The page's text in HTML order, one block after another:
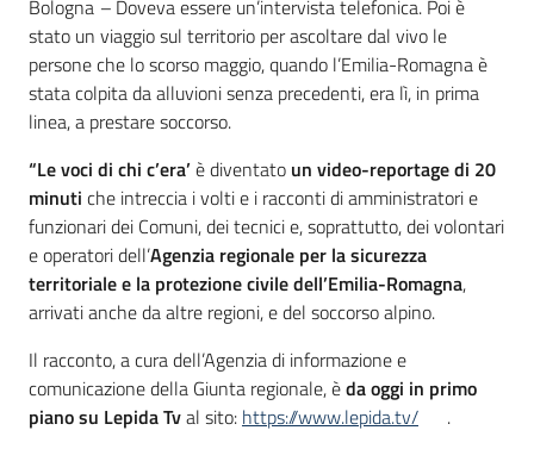
Bologna – Doveva essere un’intervista telefonica. Poi è
stato un viaggio sul territorio per ascoltare dal vivo le
persone che lo scorso maggio, quando l’Emilia-Romagna è
stata colpita da alluvioni senza precedenti, era lì, in prima
linea, a prestare soccorso.
“Le voci di chi c’era’è diventato un video-reportage di 20
minuti che intreccia i volti e i racconti di amministratori e
funzionari dei Comuni, dei tecnici e, soprattutto, dei volontari
e operatori dell’Agenzia regionale per la sicurezza
territoriale e la protezione civile dell’Emilia-Romagna,
arrivati anche da altre regioni, e del soccorso alpino.
Il racconto, a cura dell’Agenzia di informazione e
comunicazione della Giunta regionale, èda oggi in primo
piano su Lepida Tval sito: https://www.lepida.tv/
.